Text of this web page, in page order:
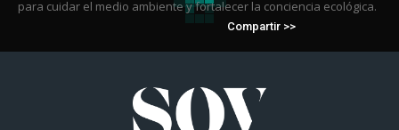
para cuidar el medio ambiente y fortalecer la conciencia ecológica.
Compartir >>